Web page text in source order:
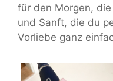
für den Morgen,
und Sanft, die du
Vorliebe ganz